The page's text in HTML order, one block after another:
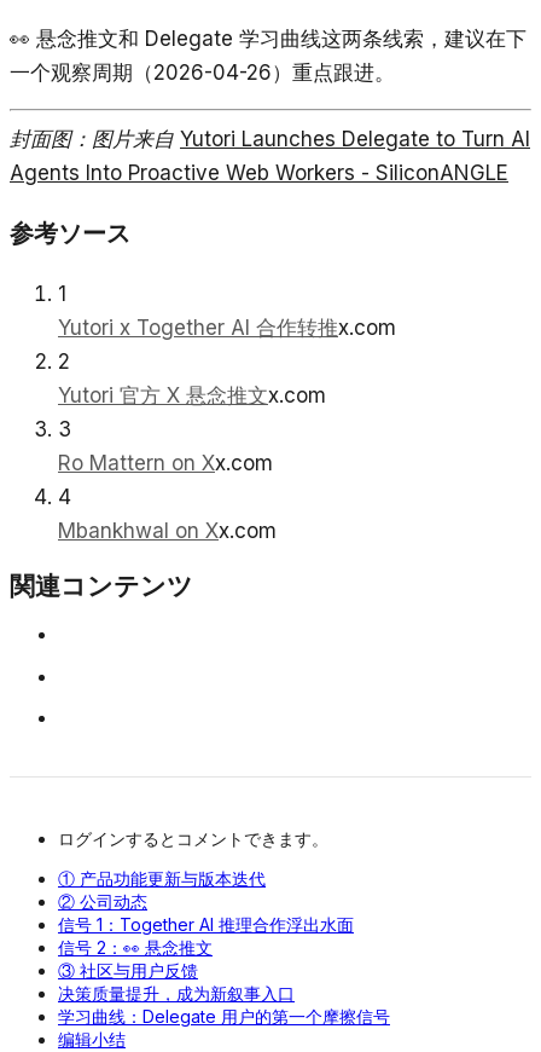
👀 悬念推文和 Delegate 学习曲线这两条线索，建议在下
一个观察周期（2026-04-26）重点跟进。
封面图：图片来自 Yutori Launches Delegate to Turn AI
Agents Into Proactive Web Workers - SiliconANGLE
参考ソース
1
Yutori x Together AI 合作转推x.com
2
Yutori 官方 X 悬念推文x.com
3
Ro Mattern on Xx.com
4
Mbankhwal on Xx.com
関連コンテンツ
ログインするとコメントできます。
① 产品功能更新与版本迭代
② 公司动态
信号 1：Together AI 推理合作浮出水面
信号 2：👀 悬念推文
③ 社区与用户反馈
决策质量提升，成为新叙事入口
学习曲线：Delegate 用户的第一个摩擦信号
编辑小结